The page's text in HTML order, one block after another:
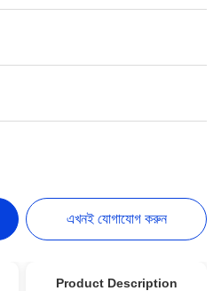
এখনই যোগাযোগ করুন
Product Description